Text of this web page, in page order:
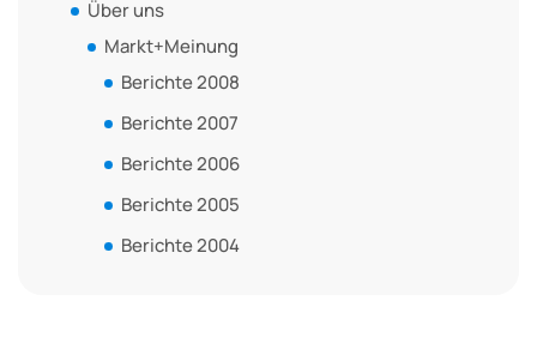
Über uns
Markt+Meinung
Berichte 2008
Berichte 2007
Berichte 2006
Berichte 2005
Berichte 2004